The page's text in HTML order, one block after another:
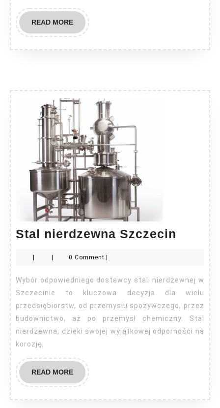
READ MOREREAD
MORE
Stal nierdzewna Szczecin
| | 0 Comment |
Wybór odpowiedniego dostawcy stali nierdzewnej w
Szczecinie to kluczowa decyzja dla wielu
przedsiębiorstw, od przemysłu spożywczego, przez
budownictwo, aż po przemysł chemiczny. Stal
nierdzewna, dzięki swojej wyjątkowej odporności na
korozję,
READ MOREREAD
MORE